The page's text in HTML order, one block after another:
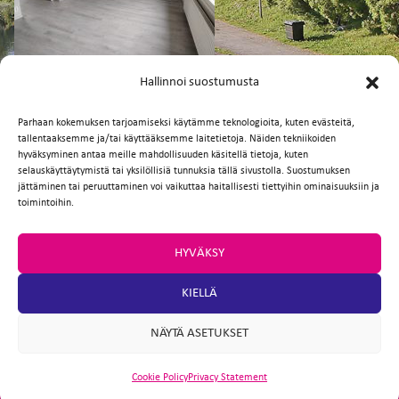
Hallinnoi suostumusta
Parhaan kokemuksen tarjoamiseksi käytämme teknologioita, kuten evästeitä,
tallentaaksemme ja/tai käyttääksemme laitetietoja. Näiden tekniikoiden
hyväksyminen antaa meille mahdollisuuden käsitellä tietoja, kuten
selauskäyttäytymistä tai yksilöllisiä tunnuksia tällä sivustolla. Suostumuksen
jättäminen tai peruuttaminen voi vaikuttaa haitallisesti tiettyihin ominaisuuksiin ja
toimintoihin.
HYVÄKSY
KIELLÄ
NÄYTÄ ASETUKSET
Cookie PolicyPrivacy Statement
FI
Facebook
TwitterEmailWhatsApp